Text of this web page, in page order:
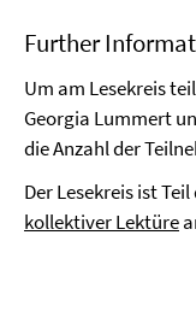
Further
Um am Lesekreis
Georgia Lummert
die Anzahl der
Der Lesekreis ist
kollektiver Lektüre